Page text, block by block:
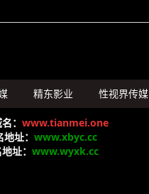
精东影业 性视界传媒
： www.tianmei.one
址： www.xbyc.cc
址： www.wyxk.cc